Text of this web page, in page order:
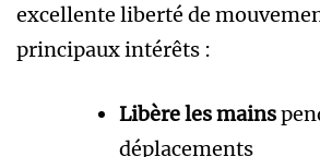
excellente liberté de
principaux intérêts :
Libère les mains
déplacements